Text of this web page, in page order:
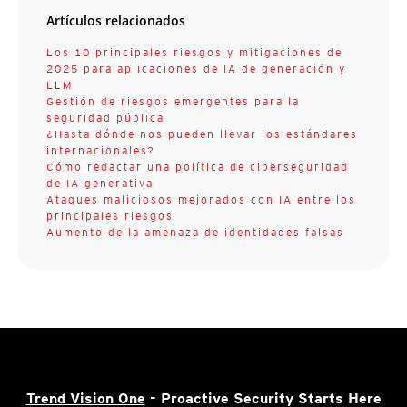
Artículos relacionados
Los 10 principales riesgos y mitigaciones de
2025 para aplicaciones de IA de generación y
LLM
Gestión de riesgos emergentes para la
seguridad pública
¿Hasta dónde nos pueden llevar los estándares
internacionales?
Cómo redactar una política de ciberseguridad
de IA generativa
Ataques maliciosos mejorados con IA entre los
principales riesgos
Aumento de la amenaza de identidades falsas
Trend Vision One - Proactive Security Starts Here